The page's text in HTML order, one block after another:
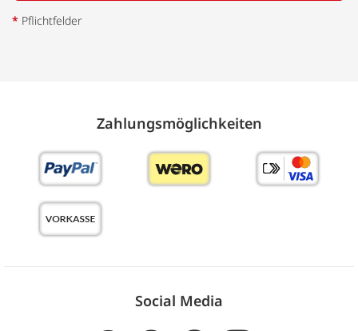
* Pflichtfelder
Zahlungs­möglich­keiten
Social Media